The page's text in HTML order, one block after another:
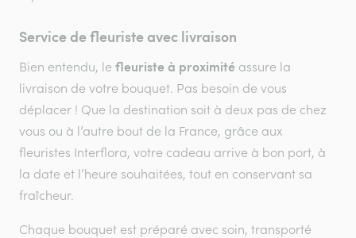
Service de fleuriste avec livraison
Bien entendu, le fleuriste à proximité assure la
livraison de votre bouquet. Pas besoin de vous
déplacer ! Que la destination soit à deux pas de chez
vous ou à l’autre bout de la France, grâce aux
fleuristes Interflora, votre cadeau arrive à bon port, à
la date et l’heure souhaitées, tout en conservant sa
fraîcheur.
Chaque bouquet est préparé avec soin, transporté